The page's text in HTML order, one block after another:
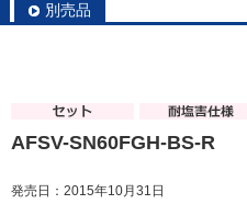
別売品
AFSV-SN60FGH-BS-R
発売日：2015年10月31日